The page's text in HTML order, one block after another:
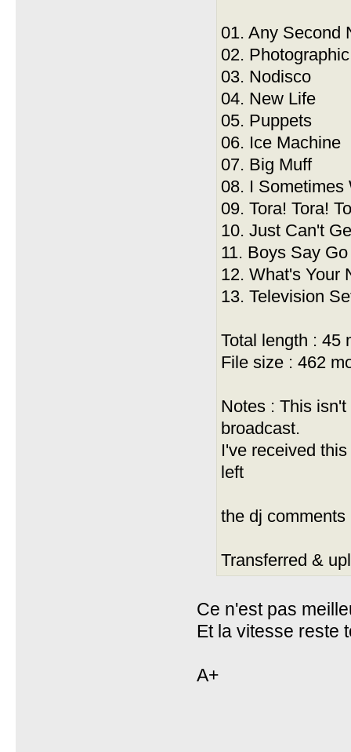
01. Any Second
02. Photographic
03. Nodisco
04. New Life
05. Puppets
06. Ice Machine
07. Big Muff
08. I Sometimes
09. Tora! Tora!
10. Just Can't
11. Boys Say Go
12. What's Your
13. Television
Total length : 45
File size : 462
Notes : This
broadcast.
I've received
left
the dj comments
Transferred &
Ce n'est pas
Et la vitesse reste
A+